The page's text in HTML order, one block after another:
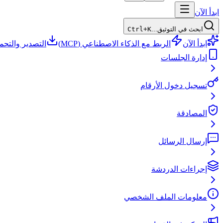
ابدأ الآن
ابحث في التوثيق... Ctrl+K
ابدأ الآن الربط مع الذكاء الاصطناعي (MCP)
التصدير
إدارة الجلسات
تسجيل دخول الأرقام
المصادقة
إرسال الرسائل
إجراءات الدردشة
معلومات الملف الشخصي